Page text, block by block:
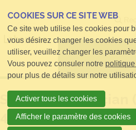
Service Technician
40 uur)
COOKIES SUR CE SITE WEB
Ce site web utilise les cookies pour
vous désirez changer les cookies
utiliser, veuillez changer les
Vous pouvez consuler notre
pour plus de détails sur notre
Activer tous les cookies
Afficher le paramètre des cookies